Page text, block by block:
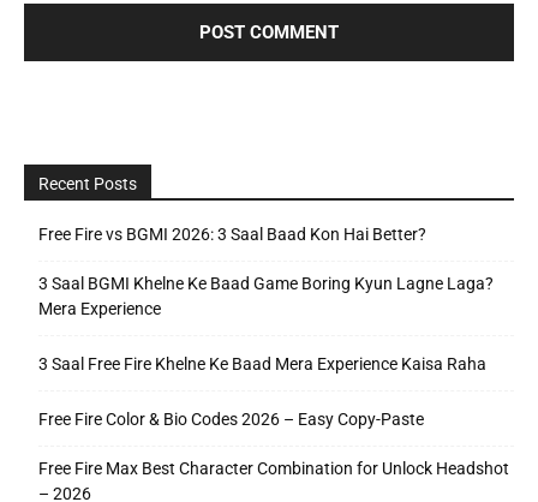
Recent Posts
Free Fire vs BGMI 2026: 3 Saal Baad Kon Hai Better?
3 Saal BGMI Khelne Ke Baad Game Boring Kyun Lagne Laga?
Mera Experience
3 Saal Free Fire Khelne Ke Baad Mera Experience Kaisa Raha
Free Fire Color & Bio Codes 2026 – Easy Copy-Paste
Free Fire Max Best Character Combination for Unlock Headshot
– 2026